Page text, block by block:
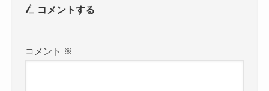
コメントする
コメント ※